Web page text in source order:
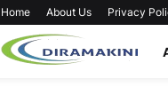
Home About Us Privacy